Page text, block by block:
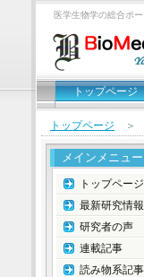
医学生物学の総合ポ
トップページ
トップページ ＞
メインメニュー
トップページ
最新研究情報
研究者の声
連載記事
読み物系記事